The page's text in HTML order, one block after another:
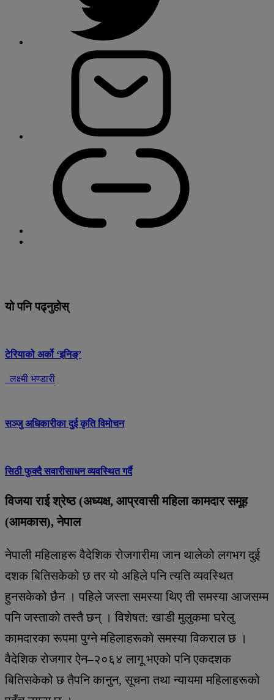
यो पनि पढ्नुहोस्
टेरियाको अर्को ‘इनिङ्’
लक्ष्मी भण्डारी
सञ्जु अधिकारीका दुई कृति विमोचन
सिठी फुक्दै सवारीसाधन व्यवस्थित गर्दै
विजया राई श्रेष्ठ (अध्यक्ष, आप्रवासी महिला कामदार समूह
(आमकास), नेपाल
नेपाली महिलाहरू वैदेशिक रोजगारीमा जान थालेको लगभग दुई
दशक बितिसकेको छ तर यो अहिले पनि त्यति व्यवस्थित
हुनसकेको छैन । पहिले जस्ता समस्या थिए ती समस्या आजसम्म
पनि जस्ताको तस्तै छन् । विशेषत: खाडी मुलुकमा घरेलु
कामदारका रूपमा पुग्ने महिलाहरूको समस्या विकराल छ ।
वैदेशिक रोजगार ऐन–२०६४ लागू भएको पनि एकदशक
बितिसकेको छ तैपनि कानुन, सूचना तथा न्यायमा महिलाहरूको